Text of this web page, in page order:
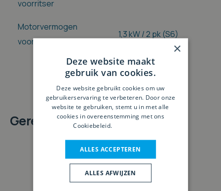
voorritser
Motorvermogen
voorritser
1,3 kW / 2 pk (S6)
Gerelateerde producten
×
Deze website maakt
gebruik van cookies.
Deze website gebruikt cookies om uw
gebruikerservaring te verbeteren. Door onze
website te gebruiken, stemt u in met alle
cookies in overeenstemming met ons
Cookiebeleid.
ALLES ACCEPTEREN
ALLES AFWIJZEN